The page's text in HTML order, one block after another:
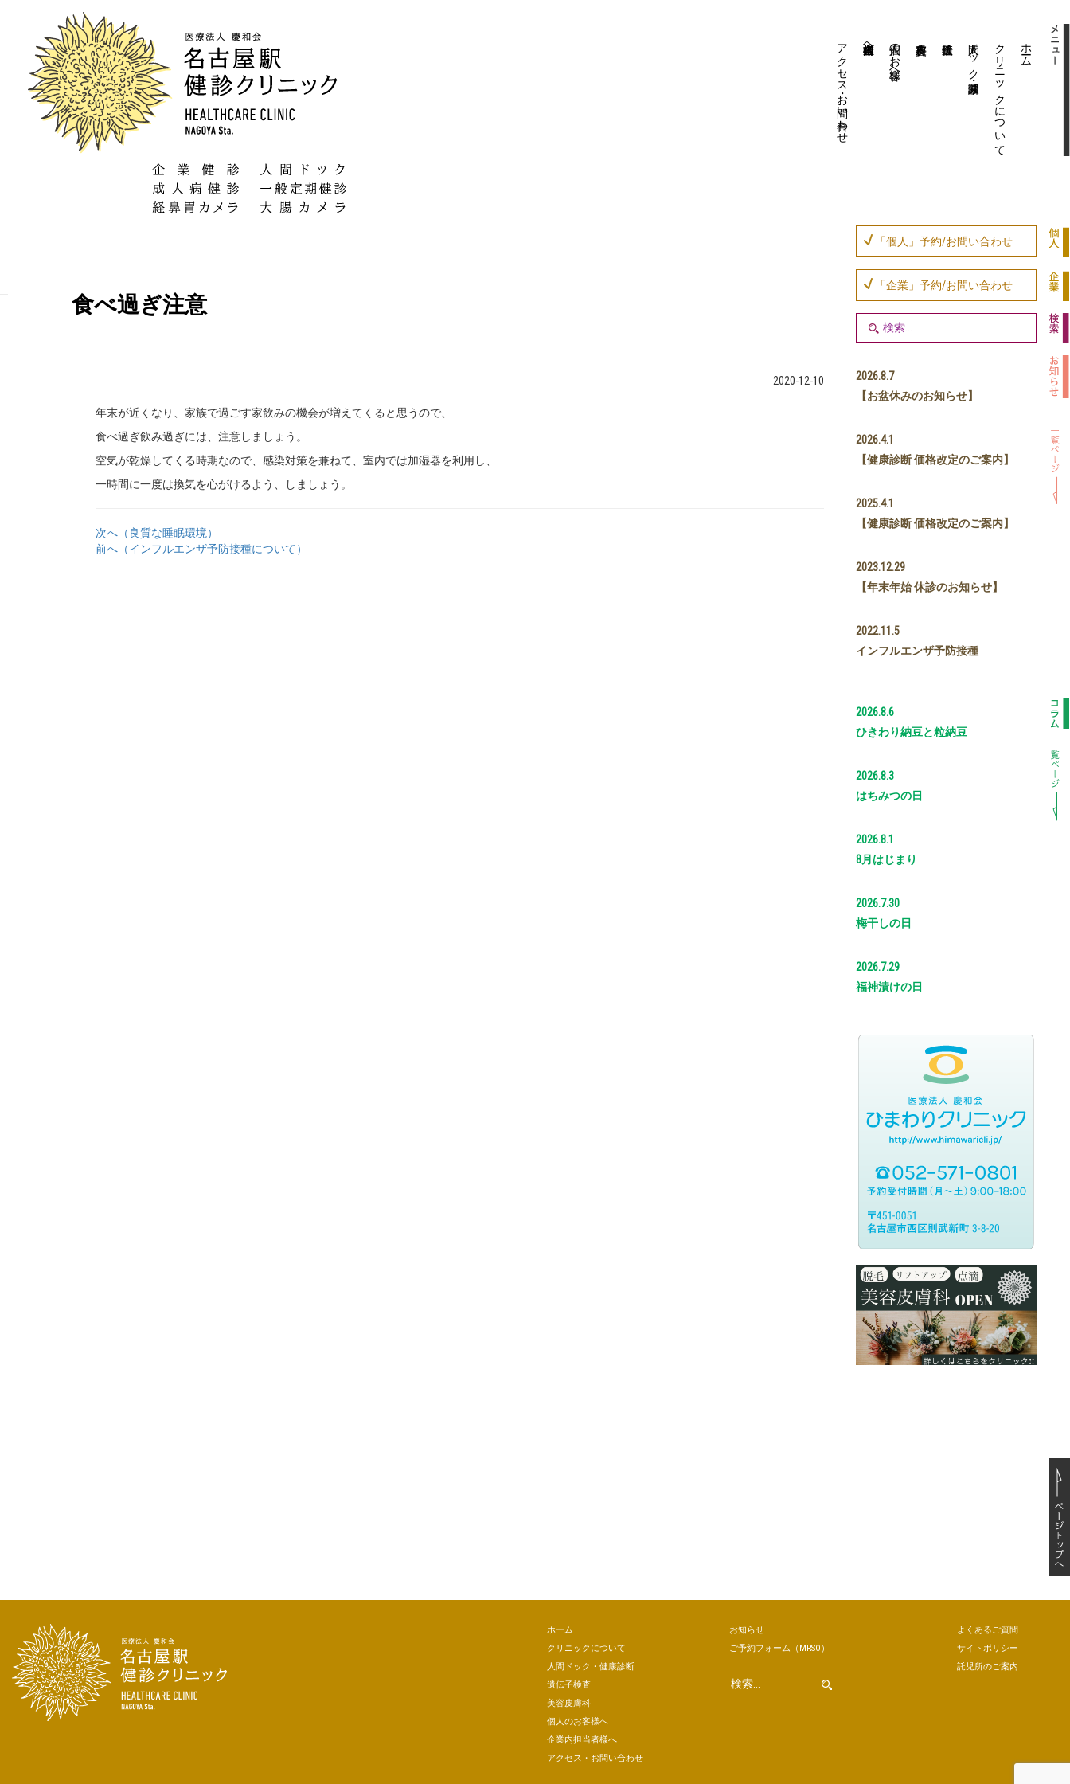
アクセス・お問い合わせ 企業内担当者様へ 個人のお客様へ 人間ドック・健康診断 クリニックについて ホーム
食べ過ぎ注意
2020-12-10
年末が近くなり、家族で過ごす家飲みの機会が増えてくると思うので、
食べ過ぎ飲み過ぎには、注意しましょう。
空気が乾燥してくる時期なので、感染対策を兼ねて、室内では加湿器を利用し、
一時間に一度は換気を心がけるよう、しましょう。
次へ（良質な睡眠環境）
前へ（インフルエンザ予防接種について）
「個人」予約/お問い合わせ
「企業」予約/お問い合わせ
2026.8.7
【お盆休みのお知らせ】
2026.4.1
【健康診断 価格改定のご案内】
2025.4.1
【健康診断 価格改定のご案内】
2023.12.29
【年末年始 休診のお知らせ】
2022.11.5
インフルエンザ予防接種
2026.8.6
ひきわり納豆と粒納豆
2026.8.3
はちみつの日
2026.8.1
8月はじまり
2026.7.30
梅干しの日
2026.7.29
福神漬けの日
ホーム
クリニックについて
人間ドック・健康診断
遺伝子検査
美容皮膚科
個人のお客様へ
企業内担当者様へ
アクセス・お問い合わせ
お知らせ
ご予約フォーム （MRSO）
よくあるご質問
サイトポリシー
託児所のご案内